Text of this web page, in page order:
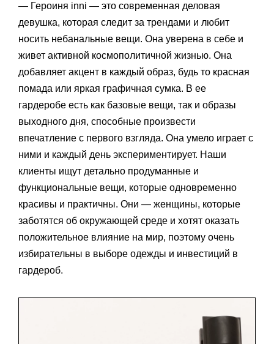
— Героиня inni — это современная деловая
девушка, которая следит за трендами и любит
носить небанальные вещи. Она уверена в себе и
живет активной космополитичной жизнью. Она
добавляет акцент в каждый образ, будь то красная
помада или яркая графичная сумка. В ее
гардеробе есть как базовые вещи, так и образы
выходного дня, способные произвести
впечатление с первого взгляда. Она умело играет с
ними и каждый день экспериментирует. Наши
клиенты ищут детально продуманные и
функциональные вещи, которые одновременно
красивы и практичны. Они — женщины, которые
заботятся об окружающей среде и хотят оказать
положительное влияние на мир, поэтому очень
избирательны в выборе одежды и инвестиций в
гардероб.